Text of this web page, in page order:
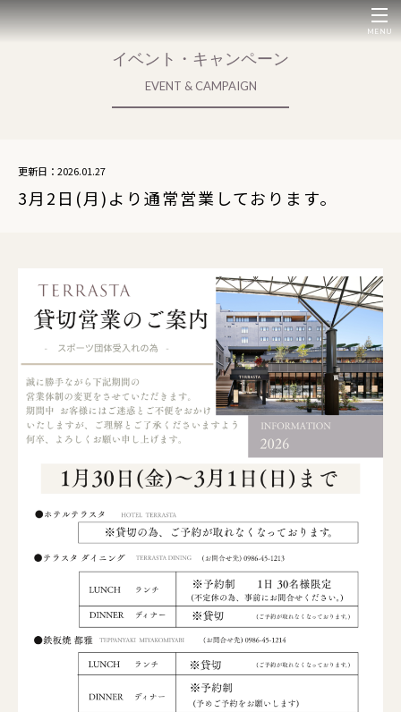
MENU
イベント・キャンペーン
EVENT & CAMPAIGN
更新日：2026.01.27
3月2日(月)より通常営業しております。